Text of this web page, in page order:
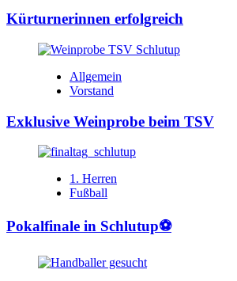
Kürturnerinnen erfolgreich
Allgemein
Vorstand
Exklusive Weinprobe beim TSV
1. Herren
Fußball
Pokalfinale in Schlutup⚽️